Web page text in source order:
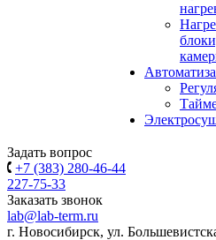
Задать вопрос
+7 (383) 280-46-44
227-75-33
Заказать звонок
lab@lab-term.ru
г. Новосибирск, ул.